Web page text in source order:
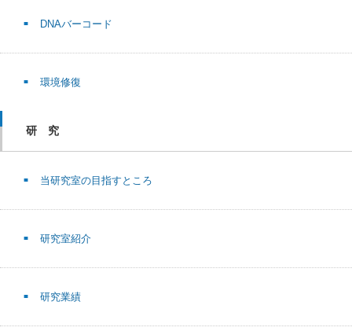
DNAバーコード
環境修復
研 究
当研究室の目指すところ
研究室紹介
研究業績